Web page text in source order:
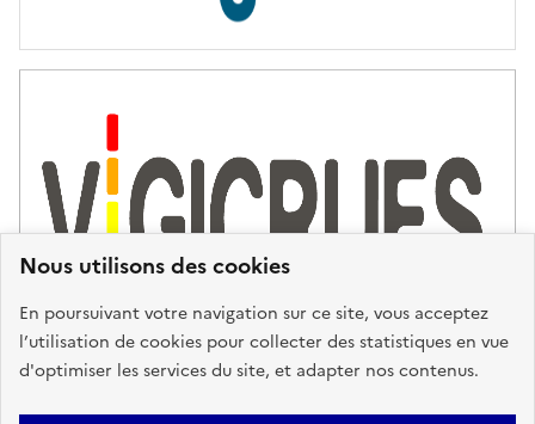
Nous utilisons des cookies
En poursuivant votre navigation sur ce site, vous acceptez
l’utilisation de cookies pour collecter des statistiques en vue
d'optimiser les services du site, et adapter nos contenus.